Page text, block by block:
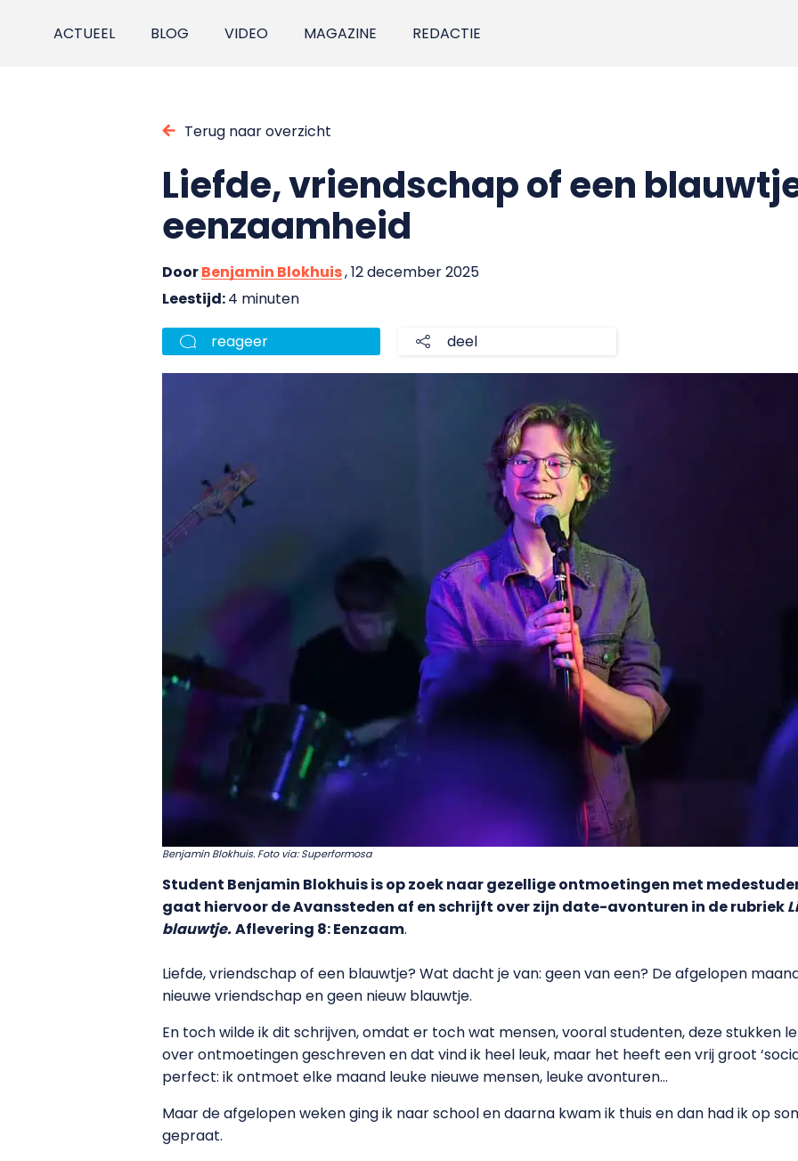
ACTUEEL BLOG VIDEO MAGAZINE REDACTIE
Terug naar overzicht
Liefde, vriendschap of een
eenzaamheid
DoorBenjamin Blokhuis, 12 december 2025
Leestijd:4 minuten
reageer deel
Benjamin Blokhuis. Foto via: Superformosa
Student Benjamin Blokhuis is op zoek naar gezellige ontmoetingen met
gaat hiervoor de Avanssteden af en schrijft over zijn date-avonturen in de rubriek
blauwtje.Aflevering 8: Eenzaam.
Liefde, vriendschap of een blauwtje? Wat dacht je van: geen van een? De afgelopen
nieuwe vriendschap en geen nieuw blauwtje.
En toch wilde ik dit schrijven, omdat er toch wat mensen, vooral studenten, deze stukken
over ontmoetingen geschreven en dat vind ik heel leuk, maar het heeft een vrij groot
perfect: ik ontmoet elke maand leuke nieuwe mensen, leuke avonturen…
Maar de afgelopen weken ging ik naar school en daarna kwam ik thuis en dan had ik op
gepraat.